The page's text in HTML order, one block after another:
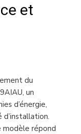
et
du
un
d’énergie,
modèle répond